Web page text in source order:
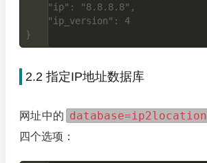
2.2 指定IP地址数据库
网址中的 database=ip2location
四个选项：